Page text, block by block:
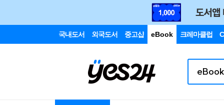
국내도서 외국도서 중고샵 eBook 크레마클럽